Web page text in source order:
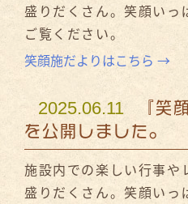
盛りだくさん。笑顔いっ
ご覧ください。
笑顔施だよりはこちら →
2025.06.11
『笑
を公開しました。
施設内での楽しい行事
盛りだくさん。笑顔いっ